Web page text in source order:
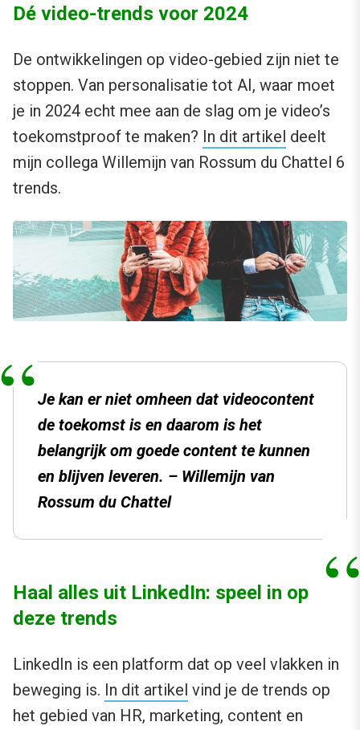
Dé video-trends voor 2024
De ontwikkelingen op video-gebied zijn niet te
stoppen. Van personalisatie tot AI, waar moet
je in 2024 echt mee aan de slag om je video’s
toekomstproof te maken? In dit artikel deelt
mijn collega Willemijn van Rossum du Chattel 6
trends.
Je kan er niet omheen dat videocontent
de toekomst is en daarom is het
belangrijk om goede content te kunnen
en blijven leveren. – Willemijn van
Rossum du Chattel
Haal alles uit LinkedIn: speel in op
deze trends
LinkedIn is een platform dat op veel vlakken in
beweging is. In dit artikel vind je de trends op
het gebied van HR, marketing, content en